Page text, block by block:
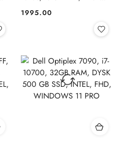
WINDOWS 11 PRO
Cena:
1995.00